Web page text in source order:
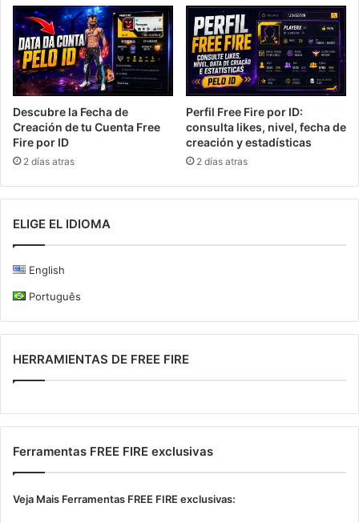
Descubre la Fecha de
Creación de tu Cuenta Free
Fire por ID
2 días atras
Perfil Free Fire por ID:
consulta likes, nivel, fecha de
creación y estadísticas
2 días atras
ELIGE EL IDIOMA
English
Português
HERRAMIENTAS DE FREE FIRE
Ferramentas FREE FIRE exclusivas
Veja Mais Ferramentas FREE FIRE exclusivas: